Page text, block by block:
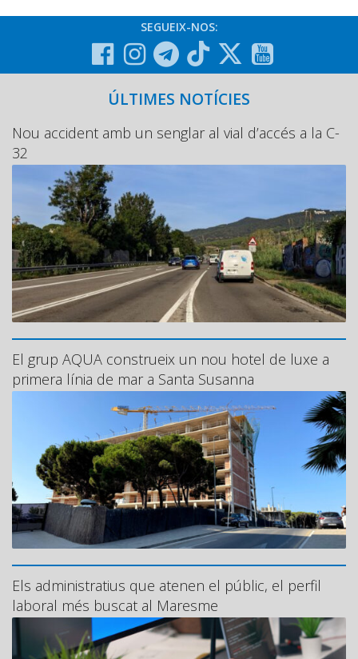
SEGUEIX-NOS:
ÚLTIMES NOTÍCIES
Nou accident amb un senglar al vial d’accés a la C-
32
El grup AQUA construeix un nou hotel de luxe a
primera línia de mar a Santa Susanna
Els administratius que atenen el públic, el perfil
laboral més buscat al Maresme